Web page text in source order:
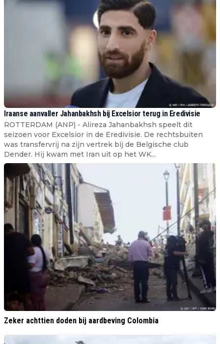
Iraanse aanvaller Jahanbakhsh bij Excelsior terug in Eredivisie
ROTTERDAM (ANP) - Alireza Jahanbakhsh speelt dit
seizoen voor Excelsior in de Eredivisie. De rechtsbuiten
was transfervrij na zijn vertrek bij de Belgische club
Dender. Hij kwam met Iran uit op het WK...
Zeker achttien doden bij aardbeving Colombia